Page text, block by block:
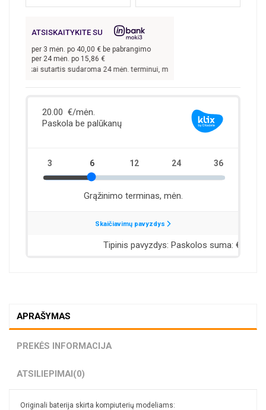
ATSISKAITYKITE SU
per 3 mėn. po 40,00 € be pabrangimo
per 24 mėn. po 15,86 €
€, kai sutartis sudaroma 24 mėn. terminui, metinė palūkanų norma –
APRAŠYMAS
PREKĖS INFORMACIJA
ATSILIEPIMAI(0)
Originali baterija skirta kompiuterių modeliams: